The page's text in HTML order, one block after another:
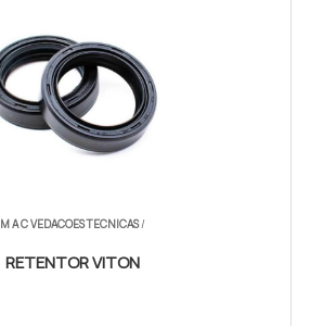
M A C VEDACOES TECNICAS/
RETENTOR VITON